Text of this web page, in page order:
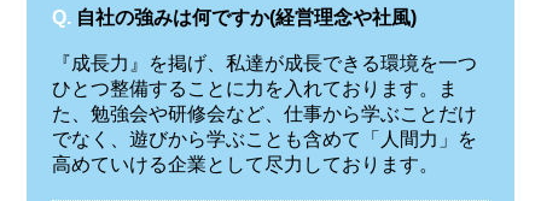
Q. 自社の強みは何ですか(経営理念や社風)
『成長力』を掲げ、私達が成長できる環境を一つ
ひとつ整備することに力を入れております。ま
た、勉強会や研修会など、仕事から学ぶことだけ
でなく、遊びから学ぶことも含めて「人間力」を
高めていける企業として尽力しております。